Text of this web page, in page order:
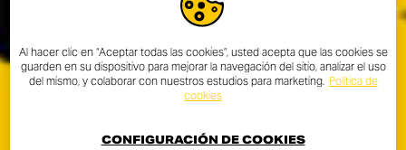
Al hacer clic en “Aceptar todas las cookies”, usted acepta que las cookies se
guarden en su dispositivo para mejorar la navegación del sitio, analizar el uso
del mismo, y colaborar con nuestros estudios para marketing. Política de
cookies
CONFIGURACIÓN DE COOKIES